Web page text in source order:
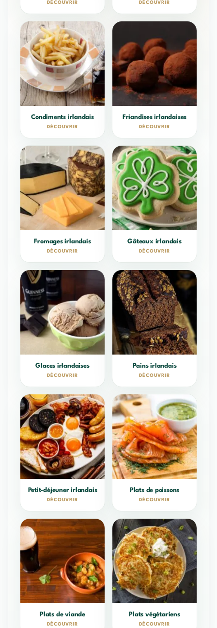
DÉCOUVRIR DÉCOUVRIR
Condiments irlandais
DÉCOUVRIR
Friandises irlandaises
DÉCOUVRIR
Fromages irlandais
DÉCOUVRIR
Gâteaux irlandais
DÉCOUVRIR
Glaces irlandaises
DÉCOUVRIR
Pains irlandais
DÉCOUVRIR
Petit-déjeuner irlandais
DÉCOUVRIR
Plats de poissons
DÉCOUVRIR
Plats de viande
DÉCOUVRIR
Plats végétariens
DÉCOUVRIR